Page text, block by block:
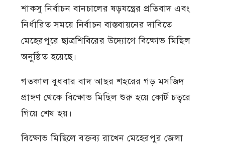
শাকসু নির্বাচন বানচালের ষড়যন্ত্রের প্রতিবাদ এবং
নির্ধারিত সময়ে নির্বাচন বাস্তবায়নের দাবিতে
মেহেরপুরে ছাত্রশিবিরের উদ্যোগে বিক্ষোভ মিছিল
অনুষ্ঠিত হয়েছে।
গতকাল বুধবার বাদ আছর শহরের গড় মসজিদ
প্রাঙ্গণ থেকে বিক্ষোভ মিছিল শুরু হয়ে কোর্ট চত্বরে
গিয়ে শেষ হয়।
বিক্ষোভ মিছিলে বক্তব্য রাখেন মেহেরপুর জেলা